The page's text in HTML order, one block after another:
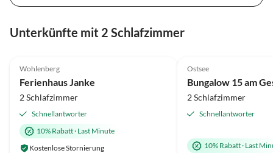
Unterkünfte mit 2 Schlafzimmer
Wohlenberg
Ferienhaus Janke
2 Schlafzimmer
Schnellantworter
10% Rabatt· Last Minute
Kostenlose Stornierung
Ostsee
Bungalow 15 am
2 Schlafzimmer
Schnellantworter
10% Rabatt· Last